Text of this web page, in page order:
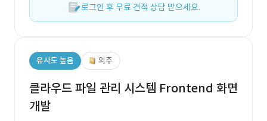
로그인 후 무료 견적 상담 받으세요.
유사도 높음 외주
클라우드 파일 관리 시스템 Frontend 화면
개발